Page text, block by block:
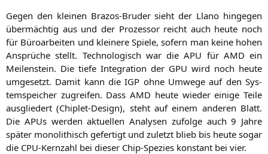
Gegen den klei­nen Bra­zos-Bru­der sieht der Llano hin­ge­gen
über­mäch­tig aus und der Pro­zes­sor reicht auch heu­te noch
für Büro­ar­bei­ten und klei­ne­re Spie­le, sofern man kei­ne hohen
Ansprü­che stellt. Tech­no­lo­gisch war dieAPU für AMD ein
Mei­len­stein. Die tie­fe Inte­gra­ti­on der GPU wird noch heu­te
umge­setzt. Damit kann dieIGP ohne Umwe­ge auf den Sys­
tem­spei­cher zugrei­fen. DassAMD heu­te wie­der eini­ge Tei­le
aus­glie­dert (Chip­let-Design), steht auf einem ande­ren Blatt.
Die APUs wer­den aktu­el­len Ana­ly­sen zufol­ge auch 9 Jah­re
spä­ter mono­li­thisch gefer­tigt und zuletzt blieb bis heu­te sogar
die CPU-Kern­zahl bei die­ser Chip-Spe­zi­es kon­stant bei vier.